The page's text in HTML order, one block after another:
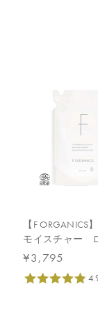
【F ORGANICS
モイスチャー
ン 詰替え用
¥3,795